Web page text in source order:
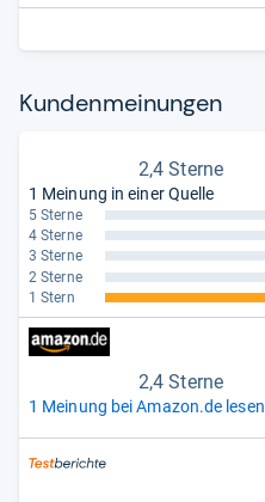
Kun­den­mei­nun­gen
2,4 Sterne
1 Meinung in einer Quelle
5 Sterne
4 Sterne
3 Sterne
2 Sterne
1 Stern
2,4 Sterne
1 Meinung bei Amazon.de lesen